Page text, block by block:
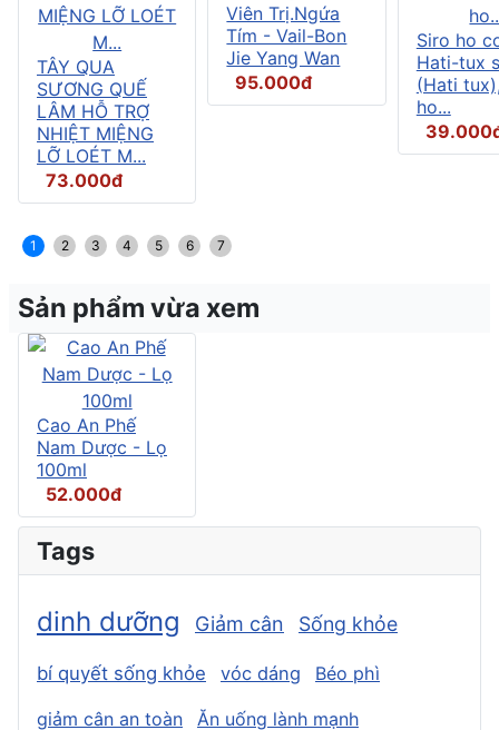
TÂY QUA
SƯƠNG QUẾ
LÂM HỖ TRỢ
NHIỆT MIỆNG
LỠ LOÉT M...
73.000đ
Viên Trị.Ngứa
Tím - Vail-Bon
Jie Yang Wan
95.000đ
Siro ho
Hati-tux
(Hati
ho...
1 2 3 4 5 6 7
Sản phẩm vừa xem
Cao An Phế
Nam Dược - Lọ
100ml
52.000đ
Tags
dinh dưỡng Giảm cân Sống khỏe
bí quyết sống khỏe vóc dáng Béo phì
giảm cân an toàn
Ăn uống lành mạnh